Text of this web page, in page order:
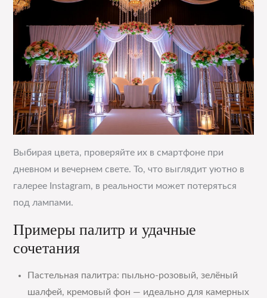
Выбирая цвета, проверяйте их в смартфоне при
дневном и вечернем свете. То, что выглядит уютно в
галерее Instagram, в реальности может потеряться
под лампами.
Примеры палитр и удачные
сочетания
Пастельная палитра: пыльно-розовый, зелёный
шалфей, кремовый фон — идеально для камерных